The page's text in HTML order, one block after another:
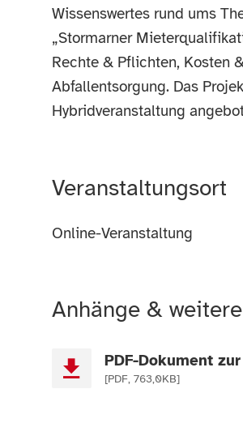
Wissenswertes rund ums
„Stormarner
Rechte & Pflichten, Kosten
Abfallentsorgung. Das
Hybridveranstaltung
Veranstaltungsort
Online-Veranstaltung
Anhänge &
PDF-Dokument
[PDF, 763,0KB]